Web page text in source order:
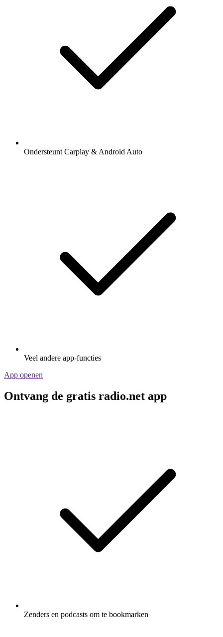
Ondersteunt Carplay & Android Auto
Veel andere app-functies
App openen
Ontvang de gratis radio.net app
Zenders en podcasts om te bookmarken